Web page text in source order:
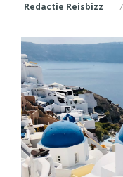
Redactie Reisbizz